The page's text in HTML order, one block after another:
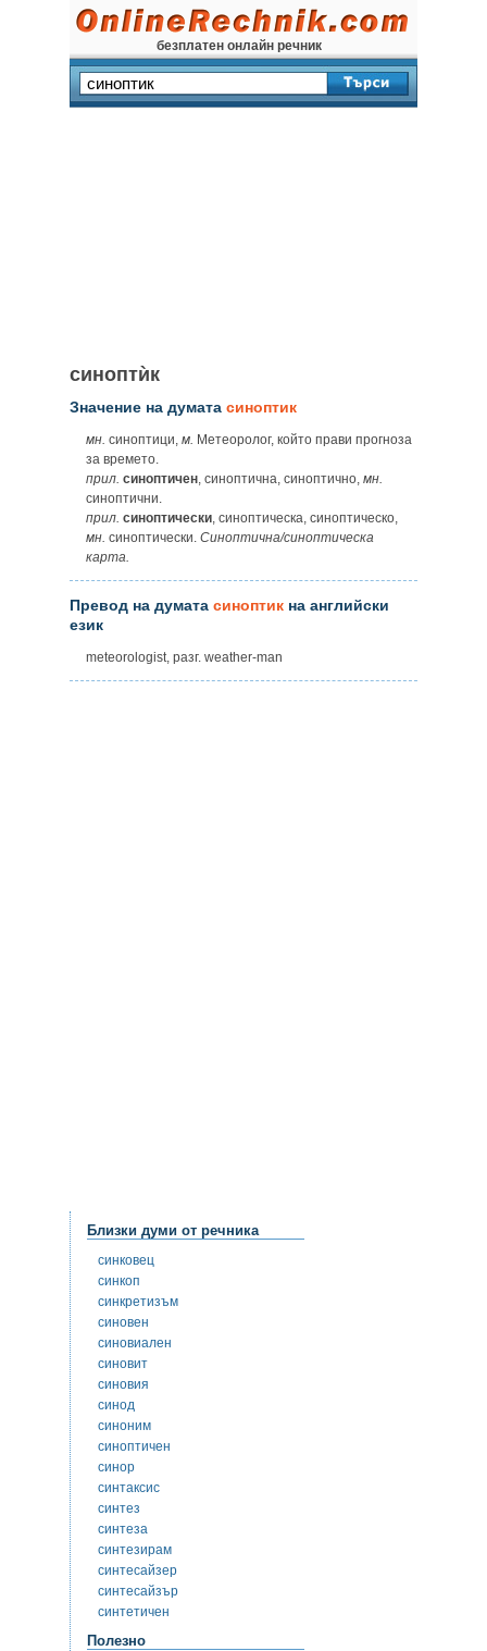
безплатен онлайн речник
синоптѝк
Значение на думата синоптик
мн. синоптици, м. Метеоролог, който прави прогноза
за времето.
прил. синоптичен, синоптична, синоптично, мн.
синоптични.
прил. синоптически, синоптическа, синоптическо,
мн. синоптически. Синоптична/синоптическа
карта.
Превод на думата синоптик на английски
език
meteorologist, разг. weather-man
Близки думи от речника
синковец
синкоп
синкретизъм
синовен
синовиален
синовит
синовия
синод
синоним
синоптичен
синор
синтаксис
синтез
синтеза
синтезирам
синтесайзер
синтесайзър
синтетичен
Полезно